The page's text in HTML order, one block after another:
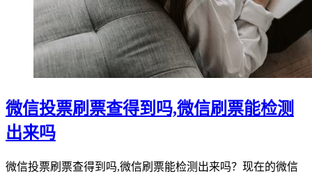
微信投票刷票查得到吗,微信刷票能检测
出来吗
微信投票刷票查得到吗,微信刷票能检测出来吗？现在的微信